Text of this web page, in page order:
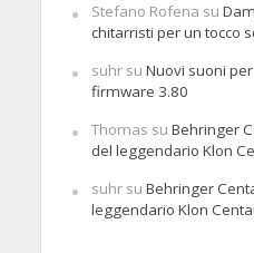
Stefano Rofena su
chitarristi per un tocco
suhrsu Nuovi suoni
firmware 3.80
Thomas su Behringer
del leggendario Klon
suhrsu Behringer
leggendario Klon